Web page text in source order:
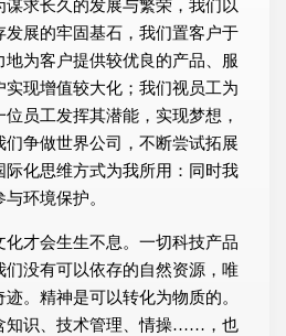
求长久的发展与繁荣，我们以
展的牢固基石，我们置客户于
为客户提供较优良的产品、服
现增值较大化；我们视员工为
员工发挥其潜能，实现梦想，
争做世界公司，不断尝试拓展
际化思维方式为我所用：同时我
环境保护。
才会生生不息。一切科技产品
没有可以依存的自然资源，唯
。精神是可以转化为物质的。
知识、技术管理、情操……，也